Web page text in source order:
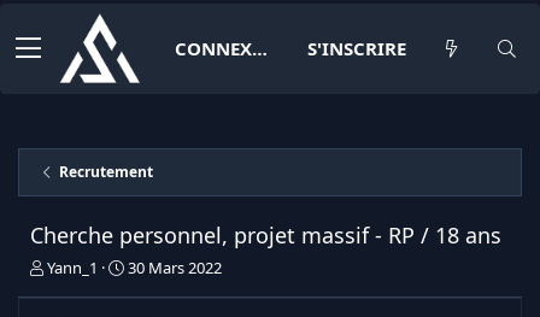
CONNEXION S'INSCRIRE
Recrutement
Cherche personnel, projet massif - RP / 18 ans
IYann_1
D
30 Mars 2022